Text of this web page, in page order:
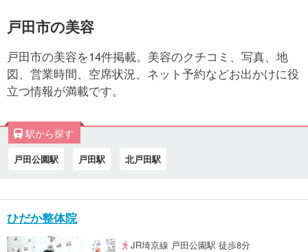
戸田市の美容
戸田市の美容を14件掲載。美容のクチコミ、写真、地
図、営業時間、空席状況、ネット予約などお出かけに役
立つ情報が満載です。
駅から探す
戸田公園駅 戸田駅 北戸田駅
ひだか整体院
JR埼京線 戸田公園駅 徒歩8分